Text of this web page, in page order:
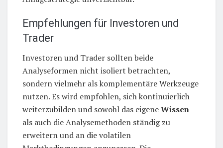
Empfehlungen für Investoren und
Trader
Investoren und Trader sollten beide
Analyseformen nicht isoliert betrachten,
sondern vielmehr als komplementäre Werkzeuge
nutzen. Es wird empfohlen, sich kontinuierlich
weiterzubilden und sowohl das eigeneWissen
als auch die Analysemethoden ständig zu
erweitern und an die volatilen